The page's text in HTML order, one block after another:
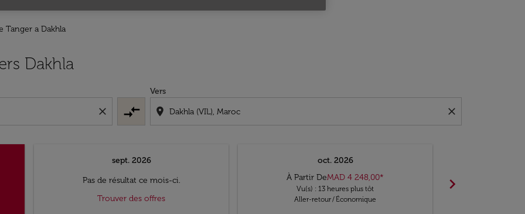
Tanger a Dakhla
Dakhla
close compare_arrows
Vers
location_on close
sept. 2026
Pas de résultat ce mois-ci.
Trouver des offres
oct. 2026
À Partir DeMAD 4 248,00*
Vu(s) : 13 heures plus tôt
Aller-retour/Économique
chevron_right